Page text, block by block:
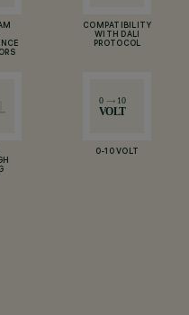
COMPATIBILITY
WITH DALI
PROTOCOL
0-10 VOLT